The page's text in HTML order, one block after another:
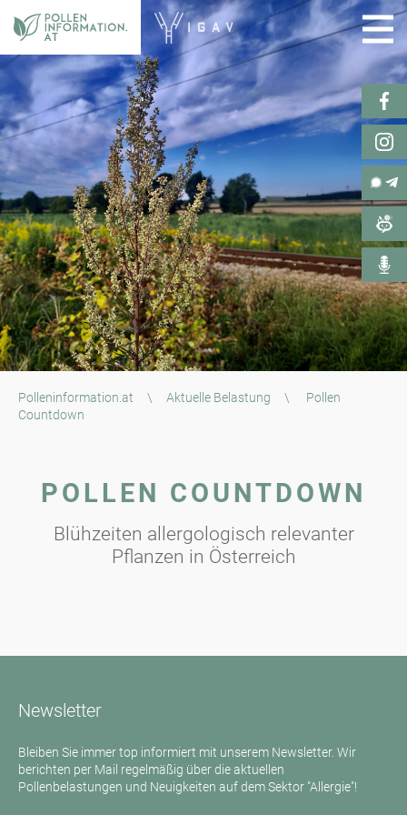
Polleninformation.at \ Aktuelle Belastung \
Pollen
Countdown
POLLEN COUNTDOWN
Blühzeiten allergologisch relevanter
Pflanzen in Österreich
Newsletter
Bleiben Sie immer top informiert mit unserem Newsletter. Wir
berichten per Mail regelmäßig über die aktuellen
Pollenbelastungen und Neuigkeiten auf dem Sektor "Allergie"!